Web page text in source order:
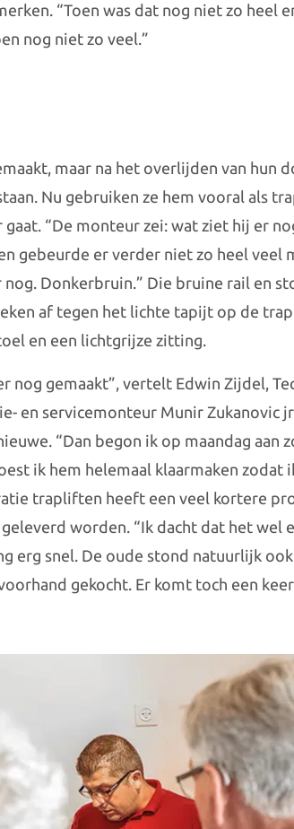
“Toen was dat nog niet zo heel
nog niet zo veel.”
maar na het overlijden van hun
Nu gebruiken ze hem vooral als
“De monteur zei: wat ziet hij er
gebeurde er verder niet zo heel veel
Donkerbruin.” Die bruine rail en
af tegen het lichte tapijt op de
en een lichtgrijze zitting.
nog gemaakt”, vertelt Edwin Zijdel,
en servicemonteur Munir Zukanovic
“Dan begon ik op maandag aan
ik hem helemaal klaarmaken zodat
trapliften heeft een veel kortere
worden. “Ik dacht dat het wel
erg snel. De oude stond natuurlijk
gekocht. Er komt toch een